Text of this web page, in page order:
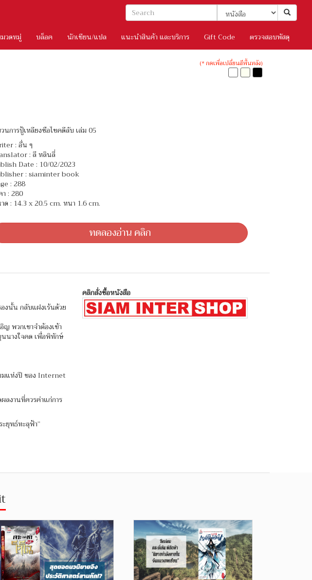
วดหมู่ บล็อค นักเขียน/แปล แนะนำสินค้า และบริการ Gift Code ตรวจสอบพัสดุ
(* กดเพื่อเปลี่ยนสีพื้นหลัง)
นการปู้เหลียงซือไขคดีลับ เล่ม 05
: อื่น ๆ
: ลี หลินลี่
Date : 10/02/2023
: siaminter book
: 288
า : 280
ด : 14.3 x 20.5 cm. หนา 1.6 cm.
ทดลองอ่าน คลิก
องนั้น กลับแฝงเร้นด้วย
พวกเขาจำต้องเข้า
นางใจคด เพื่อพิทักษ์
มแห่งปี ของ Internet
งานที่ควรค่าแก่การ
ยุทธ์ทะลุฟ้า”
คลิกสั่งซื้อหนังสือ